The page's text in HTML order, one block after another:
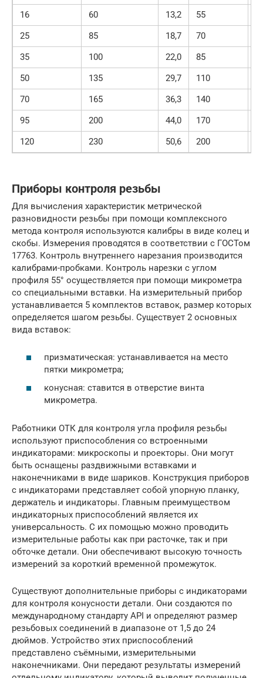
16
60 13,2 55
25
85 18,7 70
35
100 22,0 85
50
135 29,7 110
70
165 36,3 140
95
200 44,0 170
120
230 50,6 200
Приборы контроля резьбы
Для вычисления характеристик метрической
разновидности резьбы при помощи комплексного
метода контроля используются калибры в виде колец и
скобы. Измерения проводятся в соответствии с ГОСТом
17763. Контроль внутреннего нарезания производится
калибрами-пробками. Контроль нарезки с углом
профиля 55° осуществляется при помощи микрометра
со специальными вставки. На измерительный прибор
устанавливается 5 комплектов вставок, размер которых
определяется шагом резьбы. Существует 2 основных
вида вставок:
призматическая: устанавливается на место
пятки микрометра;
конусная: ставится в отверстие винта
микрометра.
Работники ОТК для контроля угла профиля резьбы
используют приспособления со встроенными
индикаторами: микроскопы и проекторы. Они могут
быть оснащены раздвижными вставками и
наконечниками в виде шариков. Конструкция приборов
с индикаторами представляет собой упорную планку,
держатель и индикаторы. Главным преимуществом
индикаторных приспособлений является их
универсальность. С их помощью можно проводить
измерительные работы как при расточке, так и при
обточке детали. Они обеспечивают высокую точность
измерений за короткий временной промежуток.
Существуют дополнительные приборы с индикаторами
для контроля конусности детали. Они создаются по
международному стандарту API и определяют размер
резьбовых соединений в диапазоне от 1,5 до 24
дюймов. Устройство этих приспособлений
представлено съёмными, измерительными
наконечниками. Они передают результаты измерений